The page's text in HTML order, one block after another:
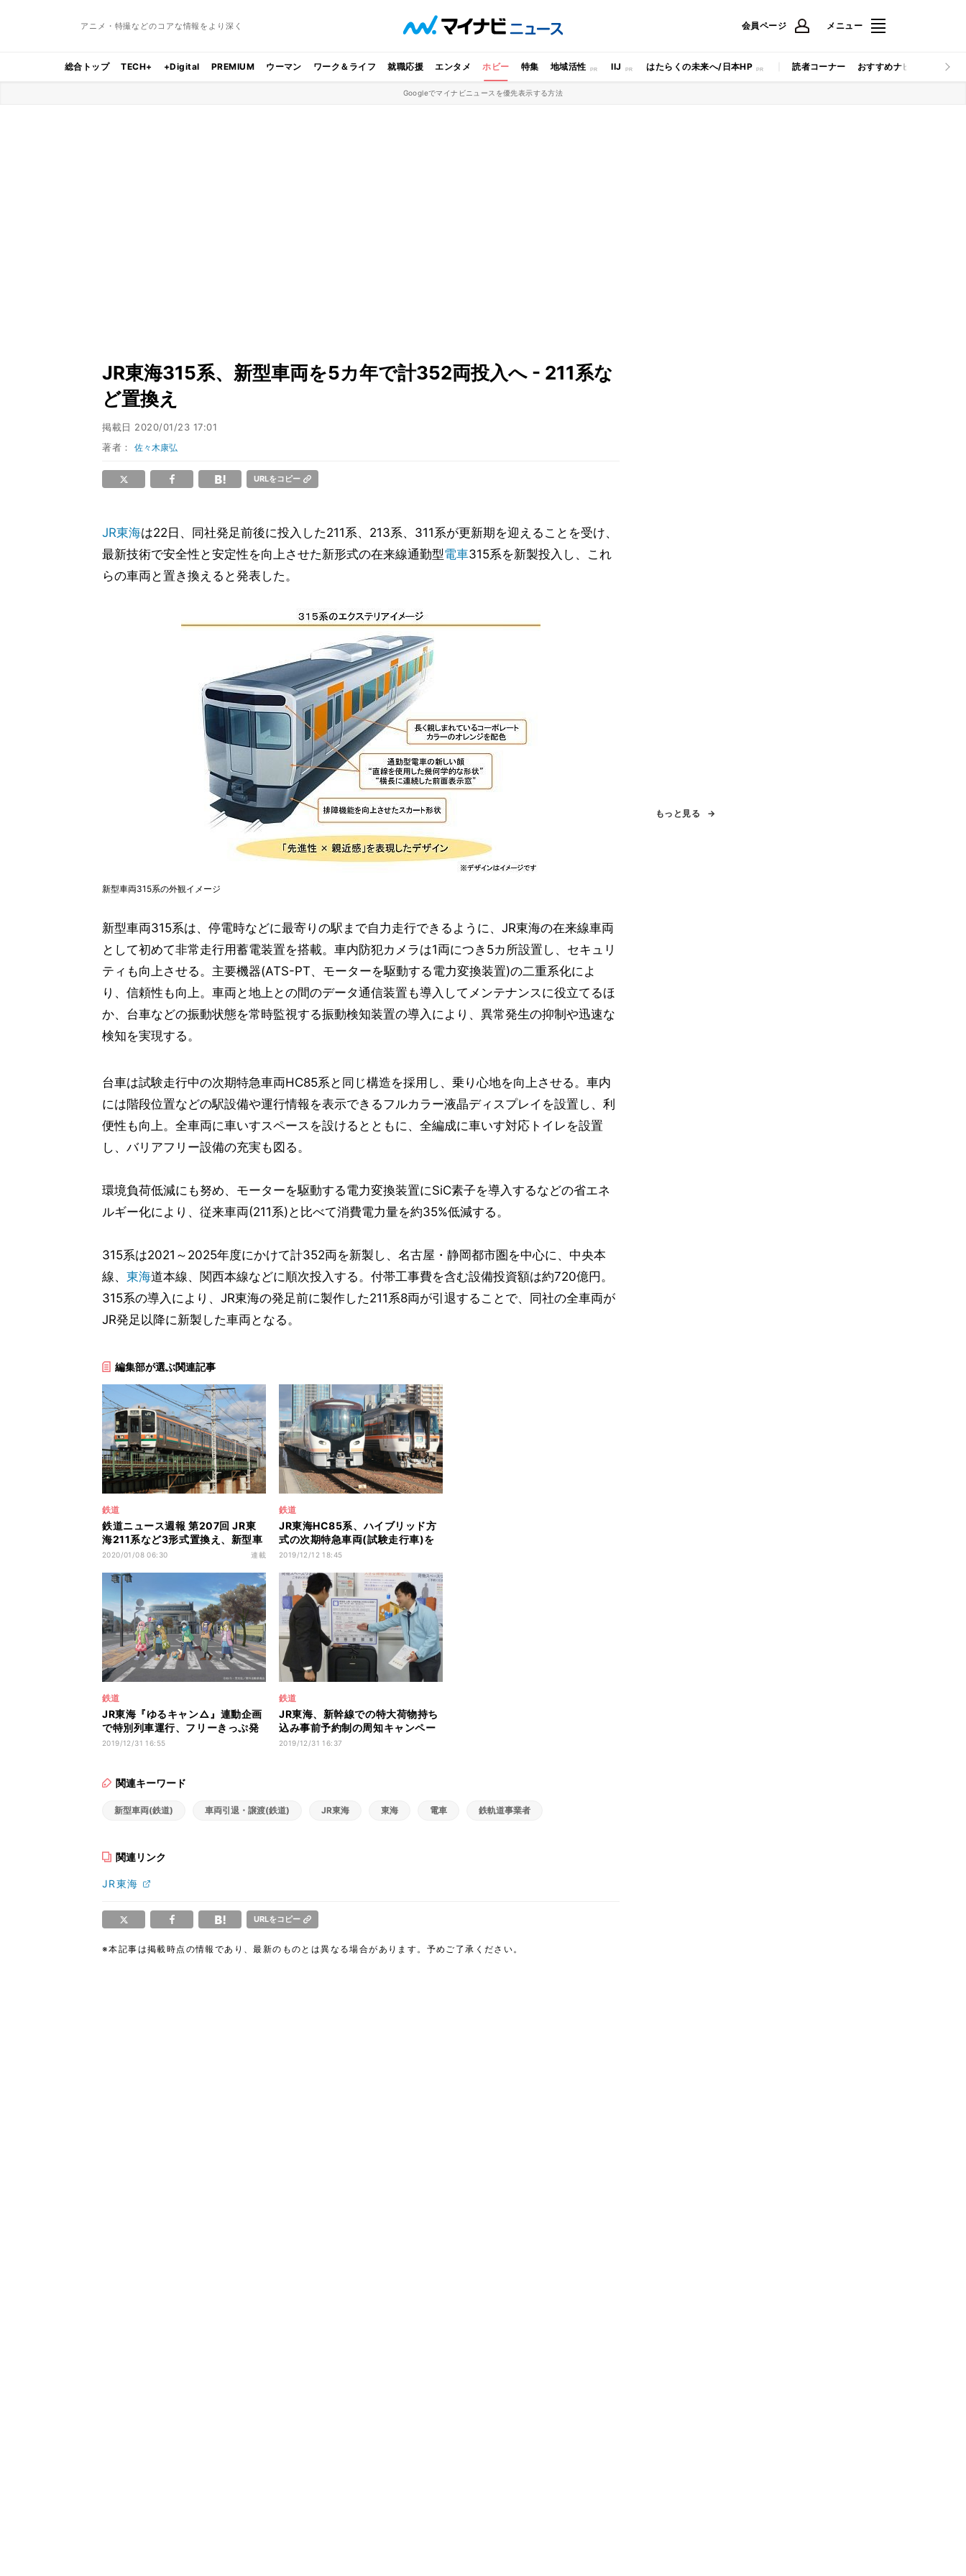
アニメ・特撮などのコアな情報をより深く 会員ページ メニュー
総合トップ TECH+ +Digital PREMIUM ウーマン ワーク＆ライフ 就職応援 エンタメ ホビー 特集 地域活性 IIJ はたらくの未来へ/日本HP 読者コーナー おすすめナビ マイナビ
Googleでマイナビニュースを優先表示する方法
JR東海315系、新型車両を5カ年で計352両投入へ - 211系な
ど置換え
掲載日 2020/01/23 17:01
著者：佐々木康弘
URLをコピー
JR東海は22日、同社発足前後に投入した211系、213系、311系が更新期を迎えることを受け、
最新技術で安全性と安定性を向上させた新形式の在来線通勤型電車315系を新製投入し、これ
らの車両と置き換えると発表した。
新型車両315系の外観イメージ
新型車両315系は、停電時などに最寄りの駅まで自力走行できるように、JR東海の在来線車両
として初めて非常走行用蓄電装置を搭載。車内防犯カメラは1両につき5カ所設置し、セキュリ
ティも向上させる。主要機器(ATS-PT、モーターを駆動する電力変換装置)の二重系化によ
り、信頼性も向上。車両と地上との間のデータ通信装置も導入してメンテナンスに役立てるほ
か、台車などの振動状態を常時監視する振動検知装置の導入により、異常発生の抑制や迅速な
検知を実現する。
台車は試験走行中の次期特急車両HC85系と同じ構造を採用し、乗り心地を向上させる。車内
には階段位置などの駅設備や運行情報を表示できるフルカラー液晶ディスプレイを設置し、利
便性も向上。全車両に車いすスペースを設けるとともに、全編成に車いす対応トイレを設置
し、バリアフリー設備の充実も図る。
環境負荷低減にも努め、モーターを駆動する電力変換装置にSiC素子を導入するなどの省エネ
ルギー化により、従来車両(211系)と比べて消費電力量を約35%低減する。
315系は2021～2025年度にかけて計352両を新製し、名古屋・静岡都市圏を中心に、中央本
線、 東海道本線、関西本線などに順次投入する。付帯工事費を含む設備投資額は約720億円。
315系の導入により、JR東海の発足前に製作した211系8両が引退することで、同社の全車両が
JR発足以降に新製した車両となる。
編集部が選ぶ関連記事
鉄道
鉄道ニュース週報 第207回 JR東
海211系など3形式置換え、新型車
両「315系」気になる点は
2020/01/08 06:30 連載
鉄道
JR東海HC85系、ハイブリッド方
式の次期特急車両(試験走行車)を
公開
2019/12/12 18:45
鉄道
JR東海『ゆるキャン△』連動企画
で特別列車運行、フリーきっぷ発
売
2019/12/31 16:55
鉄道
JR東海、新幹線での特大荷物持ち
込み事前予約制の周知キャンペー
ン
2019/12/31 16:37
関連キーワード
新型車両(鉄道) 車両引退・譲渡(鉄道) JR東海 東海 電車 鉄軌道事業者
関連リンク
JR東海
URLをコピー
※本記事は掲載時点の情報であり、最新のものとは異なる場合があります。予めご了承ください。
もっと見る